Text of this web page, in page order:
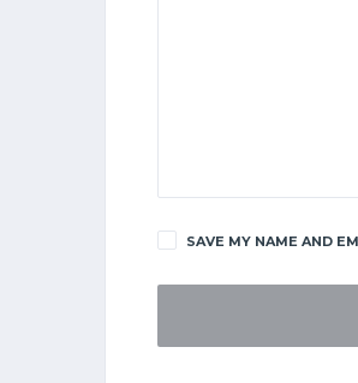
SAVE MY NAME AND